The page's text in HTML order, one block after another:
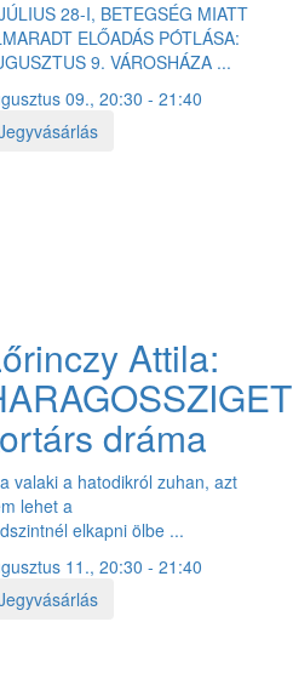
28-I, BETEGSÉG MIATT
ELŐADÁS PÓTLÁSA:
9. VÁROSHÁZA ...
09., 20:30 - 21:40
Attila:
dráma
valaki a hatodikról zuhan, azt
lehet a
elkapni ölbe ...
11., 20:30 - 21:40